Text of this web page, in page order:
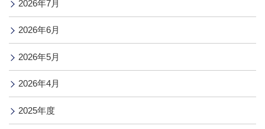
2026年7月
2026年6月
2026年5月
2026年4月
2025年度